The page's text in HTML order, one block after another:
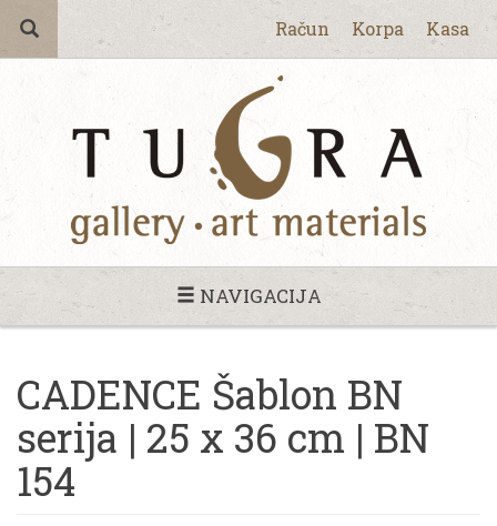
Račun Korpa Kasa
NAVIGACIJA
CADENCE Šablon BN
serija | 25 x 36 cm | BN
154